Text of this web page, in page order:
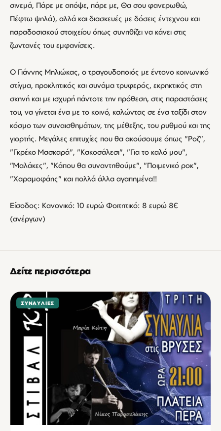
σινεμά, Πάρε με απόψε, πάρε με, Θα σου φανερωθώ,
Πέφτω ψηλά), αλλά και διασκευές με δόσεις έντεχνου και
παραδοσιακού στοιχείου όπως συνηθίζει να κάνει στις
ζωντανές του εμφανίσεις.
Ο Γιάννης Μηλιώκας, ο τραγουδοποιός με έντονο κοινωνικό
στίγμα, προκλητικός και συνάμα τρυφερός, εκρηκτικός στη
σκηνή και με ισχυρή πάντοτε την πρόθεση, στις παραστάσεις
του, να γίνεται ένα με το κοινό, καλώντας σε ένα ταξίδι στον
κόσμο των συναισθημάτων, της μέθεξης, του ρυθμού και της
γιορτής. Μεγάλες επιτυχίες που θα ακούσουμε όπως "Ροζ",
"Γκρέκο Μασκαρά", "Κακοσάλεσι", "Για το καλό μου",
"Μαλάκες", "Κάπου θα συναντηθούμε", "Ποιμενικό ροκ",
"Χαραμοφάης" και πολλά άλλα αγαπημένα!!
Είσοδος: Κανονικό: 10 ευρώ Φοιτητικό: 8 ευρώ 8€
(ανέργων)
Δείτε περισσότερα
ΣΥΝΑΥΛΊΕΣ